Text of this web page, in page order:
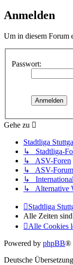
Anmelden
Um in diesem Forum
Passwort:
Gehe zu
Stadtliga
↳ Stadtliga-
↳ ASV-Foren
↳ ASV-Forum
↳
↳ Alternative
Stadtliga
Alle Zeiten sind
Alle Cookies
Powered by phpBB®
Deutsche